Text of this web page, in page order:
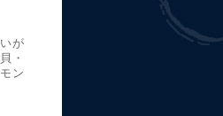
が
・
ン